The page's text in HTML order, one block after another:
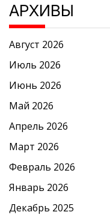
АРХИВЫ
Август 2026
Июль 2026
Июнь 2026
Май 2026
Апрель 2026
Март 2026
Февраль 2026
Январь 2026
Декабрь 2025